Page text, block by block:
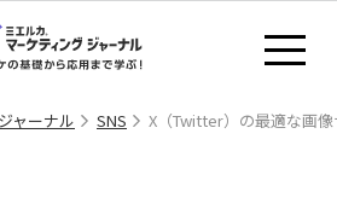
ャーナル SNS X（Twitter）の最適な画